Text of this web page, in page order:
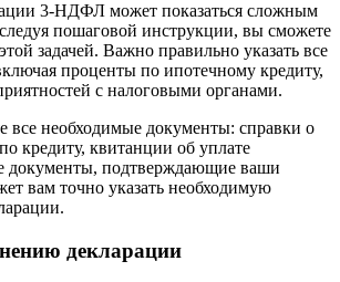
3-НДФЛ может показаться сложным
пошаговой инструкции, вы сможете
задачей. Важно правильно указать все
проценты по ипотечному кредиту,
с налоговыми органами.
все необходимые документы: справки о
кредиту, квитанции об уплате
документы, подтверждающие ваши
вам точно указать необходимую
декларации